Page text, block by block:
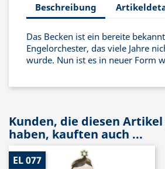
Beschreibung
Das Becken ist ein bereite
Engelorchester, das viele Jahre
wurde. Nun ist es in neuer Form
Kunden, die diesen
haben, kauften auch ...
EL 077